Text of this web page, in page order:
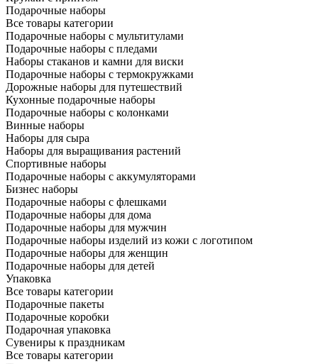
Подарочные наборы
Все товары категории
Подарочные наборы с мультитулами
Подарочные наборы с пледами
Наборы стаканов и камни для виски
Подарочные наборы с термокружками
Дорожные наборы для путешествий
Кухонные подарочные наборы
Подарочные наборы с колонками
Винные наборы
Наборы для сыра
Наборы для выращивания растений
Спортивные наборы
Подарочные наборы с аккумуляторами
Бизнес наборы
Подарочные наборы с флешками
Подарочные наборы для дома
Подарочные наборы для мужчин
Подарочные наборы изделий из кожи с логотипом
Подарочные наборы для женщин
Подарочные наборы для детей
Упаковка
Все товары категории
Подарочные пакеты
Подарочные коробки
Подарочная упаковка
Сувениры к праздникам
Все товары категории